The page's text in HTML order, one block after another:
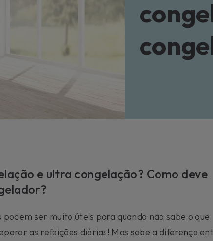
e ultra congelação? Como deve
ser muito úteis para quando não sabe o que
as refeições diárias! Mas sabe a diferença